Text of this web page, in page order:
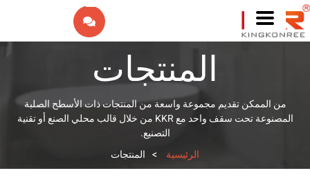
PT
المنتجات
من الممكن تقديم مجموعة واسعة من المنتجات ذات الأسطح الصلبة
المصنوعة تحت سقف واحد مع KKR من خلال قالب محلي الصنع أو تقنية
التصنيع.
الرئيسية
المنتجات